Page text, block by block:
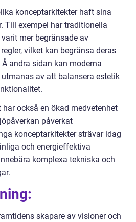
konceptarkitekter haft sina
Till exempel har traditionella
mer begränsade av
vilket kan begränsa deras
andra sidan kan moderna
av att balansera estetik
också en ökad medvetenhet
påverkat
konceptarkitekter strävar idag
och energieffektiva
komplexa tekniska och
skapare av visioner och